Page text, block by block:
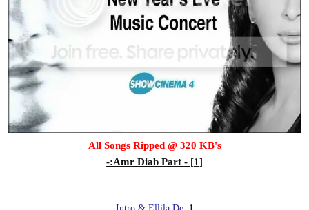
All Songs Ripped @ 320 KB's
[1] - Amr Diab Part:-